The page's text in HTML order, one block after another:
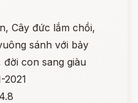
Cây đức lắm chồi,
sánh với bảy
con sang giàu
2021